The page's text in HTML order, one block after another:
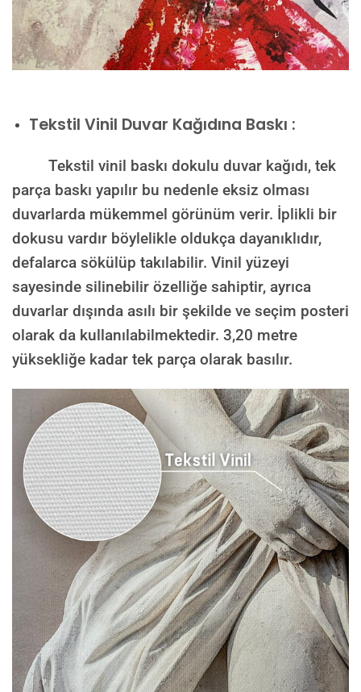
Tekstil Vinil Duvar Kağıdına Baskı :
Tekstil vinil baskı dokulu duvar kağıdı, tek
parça baskı yapılır bu nedenle eksiz olması
duvarlarda mükemmel görünüm verir. İplikli bir
dokusu vardır böylelikle oldukça dayanıklıdır,
defalarca sökülüp takılabilir. Vinil yüzeyi
sayesinde silinebilir özelliğe sahiptir, ayrıca
duvarlar dışında asılı bir şekilde ve seçim posteri
olarak da kullanılabilmektedir. 3,20 metre
yüksekliğe kadar tek parça olarak basılır.